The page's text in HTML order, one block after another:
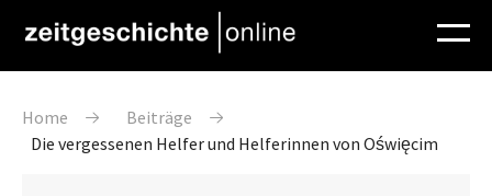
Pfadnavigation
Home
Beiträge
Die vergessenen Helfer und Helferinnen von Oświęcim